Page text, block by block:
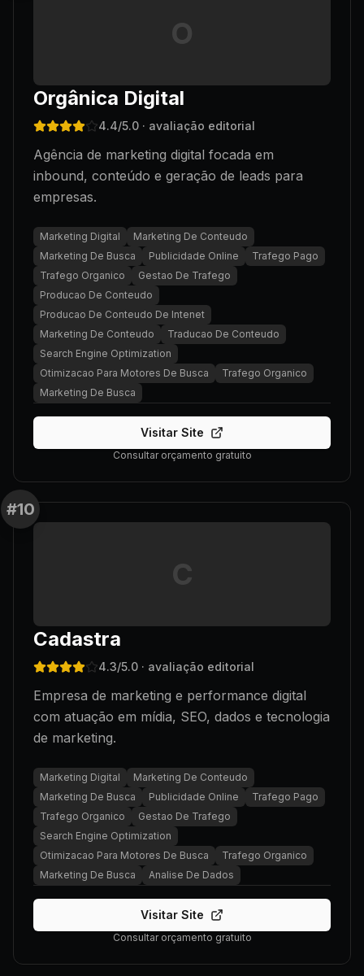
O
Orgânica Digital
4.4/5.0 · avaliação editorial
Agência de marketing digital focada em
inbound, conteúdo e geração de leads para
empresas.
Marketing Digital
Marketing De Conteudo
Marketing De Busca
Publicidade Online
Trafego Pago
Trafego Organico
Gestao De Trafego
Producao De Conteudo
Producao De Conteudo De Intenet
Marketing De Conteudo
Traducao De Conteudo
Search Engine Optimization
Otimizacao Para Motores De Busca
Trafego Organico
Marketing De Busca
Visitar Site
Consultar orçamento gratuito
#10
C
Cadastra
4.3/5.0 · avaliação editorial
Empresa de marketing e performance digital
com atuação em mídia, SEO, dados e tecnologia
de marketing.
Marketing Digital
Marketing De Conteudo
Marketing De Busca
Publicidade Online
Trafego Pago
Trafego Organico
Gestao De Trafego
Search Engine Optimization
Otimizacao Para Motores De Busca
Trafego Organico
Marketing De Busca
Analise De Dados
Visitar Site
Consultar orçamento gratuito